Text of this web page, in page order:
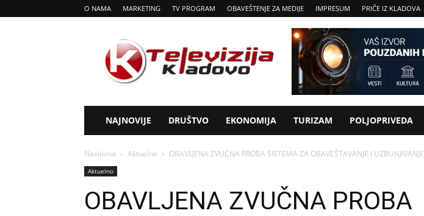
O NAMA MARKETING TV PROGRAM OBAVEŠTENJE ZA MEDIJE IMPRESUM PRIČE IZ KLADOVA
Tv
Kladovo
NAJNOVIJE DRUŠTVO EKONOMIJA TURIZAM POLJOPRIVEDA
Naslovna Aktuelno OBAVLJENA ZVUČNA PROBA SISTEMA ZA OBAVEŠTAVANJE I UZBUNJIVANJE
Aktuelno
OBAVLJENA ZVUČNA PROBA